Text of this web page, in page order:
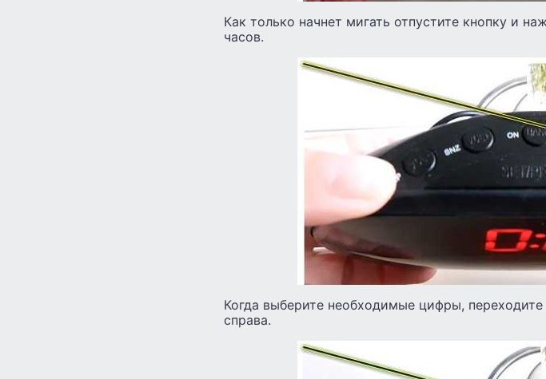
Как только начнет мигать отпустите кнопку и
часов.
Когда выберите необходимые цифры,
справа.